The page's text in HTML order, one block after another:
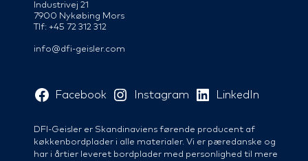
Industrivej 21
7900 Nykøbing Mors
Tlf: +45 72 312 312
info@dfi-geisler.com
Facebook Instagram LinkedIn
DFI-Geisler er Skandinaviens førende producent af
køkkenbordplader i alle materialer. Vi er pæredanske og
har i årtier leveret bordplader med personlighed til mere